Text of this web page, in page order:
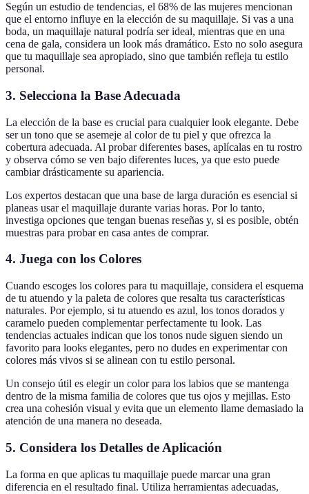
Según un estudio de tendencias, el 68% de las mujeres mencionan
que el entorno influye en la elección de su maquillaje. Si vas a una
boda, un maquillaje natural podría ser ideal, mientras que en una
cena de gala, considera un look más dramático. Esto no solo asegura
que tu maquillaje sea apropiado, sino que también refleja tu estilo
personal.
3. Selecciona la Base Adecuada
La elección de la base es crucial para cualquier look elegante. Debe
ser un tono que se asemeje al color de tu piel y que ofrezca la
cobertura adecuada. Al probar diferentes bases, aplícalas en tu rostro
y observa cómo se ven bajo diferentes luces, ya que esto puede
cambiar drásticamente su apariencia.
Los expertos destacan que una base de larga duración es esencial si
planeas usar el maquillaje durante varias horas. Por lo tanto,
investiga opciones que tengan buenas reseñas y, si es posible, obtén
muestras para probar en casa antes de comprar.
4. Juega con los Colores
Cuando escoges los colores para tu maquillaje, considera el esquema
de tu atuendo y la paleta de colores que resalta tus características
naturales. Por ejemplo, si tu atuendo es azul, los tonos dorados y
caramelo pueden complementar perfectamente tu look. Las
tendencias actuales indican que los tonos nude siguen siendo un
favorito para looks elegantes, pero no dudes en experimentar con
colores más vivos si se alinean con tu estilo personal.
Un consejo útil es elegir un color para los labios que se mantenga
dentro de la misma familia de colores que tus ojos y mejillas. Esto
crea una cohesión visual y evita que un elemento llame demasiado la
atención de una manera no deseada.
5. Considera los Detalles de Aplicación
La forma en que aplicas tu maquillaje puede marcar una gran
diferencia en el resultado final. Utiliza herramientas adecuadas,